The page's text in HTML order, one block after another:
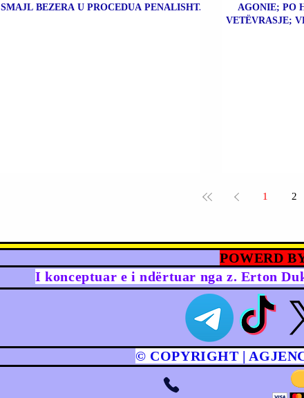
SMAJL BEZERA U PROCEDUA PENALISHT.
AGONIE; PO
VETËVRASJE;
1 2
POWERD
I konceptuar e i ndërtuar nga z. Erton
© COPYRIGHT |